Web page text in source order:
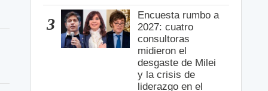
3
Encuesta rumbo a
2027: cuatro
consultoras
midieron el
desgaste de Milei
y la crisis de
liderazgo en el